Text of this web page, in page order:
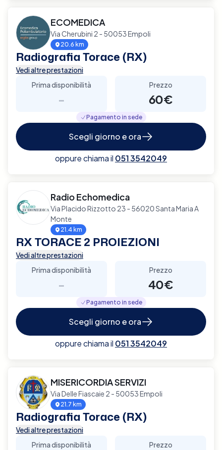
ECOMEDICA
Via Cherubini 2 - 50053 Empoli
20.6 km
Radiografia Torace (RX)
Vedi altre prestazioni
Prima disponibilità
-
Prezzo
60€
Pagamento in sede
Scegli giorno e ora
oppure chiama il 051 3542049
Radio Echomedica
Via Placido Rizzotto 23 - 56020 Santa Maria A
Monte
21.4 km
RX TORACE 2 PROIEZIONI
Vedi altre prestazioni
Prima disponibilità
-
Prezzo
40€
Pagamento in sede
Scegli giorno e ora
oppure chiama il 051 3542049
MISERICORDIA SERVIZI
Via Delle Fiascaie 2 - 50053 Empoli
21.7 km
Radiografia Torace (RX)
Vedi altre prestazioni
Prima disponibilità
Prezzo